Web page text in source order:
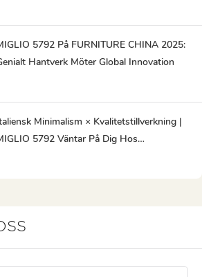
5792 På FURNITURE CHINA 2025:
Hantverk Möter Global Innovation
Minimalism × Kvalitetstillverkning |
5792 Väntar På Dig Hos